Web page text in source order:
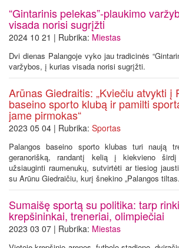
“Gintarinis pelekas”-plaukimo
visada norisi sugrįžti
2024 10 21 | Rubrika: Miestas
Dvi dienas Palangoje vyko jau tradicinės
varžybos, į kurias visada norisi sugrįžti.
Arūnas Giedraitis: „Kviečiu atvykti į
baseino sporto klubą ir pamilti
jame pirmokas“
2023 05 04 | Rubrika: Sportas
Palangos baseino sporto klubas turi naują
geranorišką, randantį kelią į kiekvieno
užsiauginti raumenukų, sutvirtėti ar tiesiog
su Arūnu Giedraičiu, kurį šnekino „Palangos
Sumaišę sportą su politika: tarp
krepšininkai, treneriai, olimpiečiai
2023 03 07 | Rubrika: Miestas